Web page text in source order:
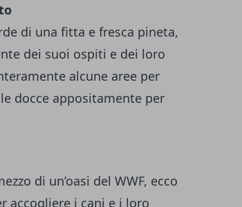
di una fitta e fresca pineta,
dei suoi ospiti e dei loro
alcune aree per
docce appositamente per
di un’oasi del WWF, ecco
accogliere i cani e i loro